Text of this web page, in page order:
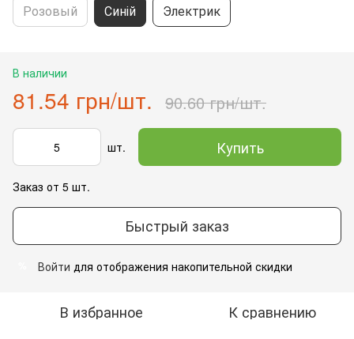
Розовый Синій Электрик
В наличии
81.54 грн/шт. 90.60 грн/шт.
шт. Купить
Заказ от 5 шт.
Быстрый заказ
Войти для отображения накопительной скидки
В избранное К сравнению